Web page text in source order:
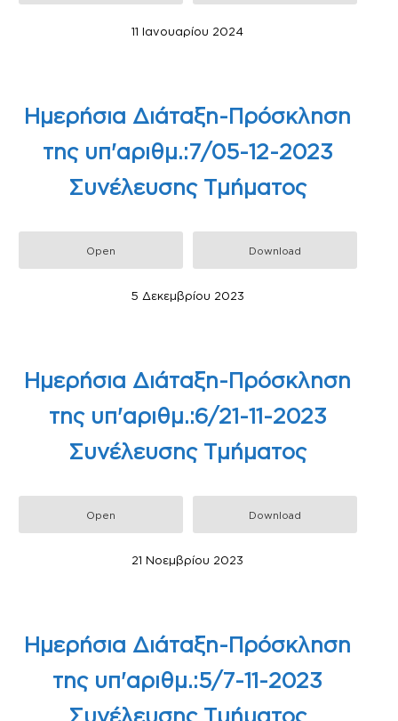
11 Ιανουαρίου 2024
Ημερήσια Διάταξη-Πρόσκληση
της υπ'αριθμ.:7/05-12-2023
Συνέλευσης Τμήματος
Open Download
5 Δεκεμβρίου 2023
Ημερήσια Διάταξη-Πρόσκληση
της υπ'αριθμ.:6/21-11-2023
Συνέλευσης Τμήματος
Open Download
21 Νοεμβρίου 2023
Ημερήσια Διάταξη-Πρόσκληση
της υπ'αριθμ.:5/7-11-2023
Συνέλευσης Τμήματος